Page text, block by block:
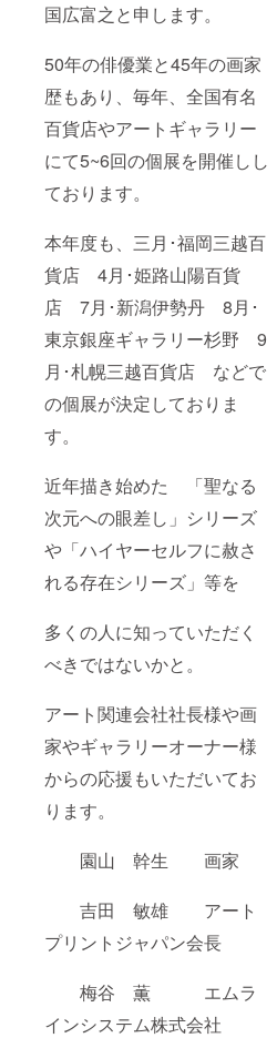
国広富之と申します。
50年の俳優業と45年の画家
歴もあり、毎年、全国有名
百貨店やアートギャラリー
にて5~6回の個展を開催しし
ております。
本年度も、三月･福岡三越百
貨店 4月･姫路山陽百貨
店 7月･新潟伊勢丹 8月･
東京銀座ギャラリー杉野 9
月･札幌三越百貨店 などで
の個展が決定しておりま
す。
近年描き始めた 「聖なる
次元への眼差し」シリーズ
や「ハイヤーセルフに赦さ
れる存在シリーズ」等を
多くの人に知っていただく
べきではないかと。
アート関連会社社長様や画
家やギャラリーオーナー様
からの応援もいただいてお
ります。
園山 幹生 画家
吉田 敏雄 アート
プリントジャパン会長
梅谷 薫 エムラ
インシステム株式会社